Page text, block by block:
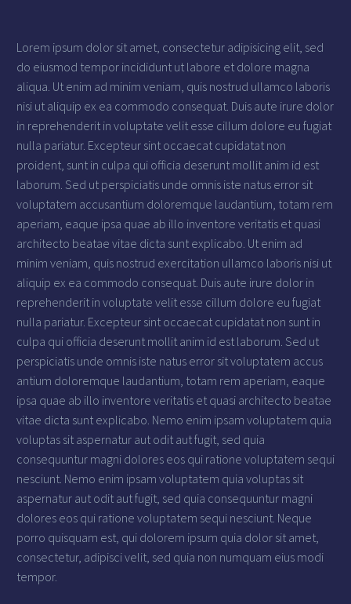
Lorem ipsum dolor sit amet, consectetur adipisicing elit, sed
do eiusmod tempor incididunt ut labore et dolore magna
aliqua. Ut enim ad minim veniam, quis nostrud ullamco laboris
nisi ut aliquip ex ea commodo consequat. Duis aute irure dolor
in reprehenderit in voluptate velit esse cillum dolore eu fugiat
nulla pariatur. Excepteur sint occaecat cupidatat non
proident, sunt in culpa qui officia deserunt mollit anim id est
laborum. Sed ut perspiciatis unde omnis iste natus error sit
voluptatem accusantium doloremque laudantium, totam rem
aperiam, eaque ipsa quae ab illo inventore veritatis et quasi
architecto beatae vitae dicta sunt explicabo. Ut enim ad
minim veniam, quis nostrud exercitation ullamco laboris nisi ut
aliquip ex ea commodo consequat. Duis aute irure dolor in
reprehenderit in voluptate velit esse cillum dolore eu fugiat
nulla pariatur. Excepteur sint occaecat cupidatat non sunt in
culpa qui officia deserunt mollit anim id est laborum. Sed ut
perspiciatis unde omnis iste natus error sit voluptatem accus
antium doloremque laudantium, totam rem aperiam, eaque
ipsa quae ab illo inventore veritatis et quasi architecto beatae
vitae dicta sunt explicabo. Nemo enim ipsam voluptatem quia
voluptas sit aspernatur aut odit aut fugit, sed quia
consequuntur magni dolores eos qui ratione voluptatem sequi
nesciunt. Nemo enim ipsam voluptatem quia voluptas sit
aspernatur aut odit aut fugit, sed quia consequuntur magni
dolores eos qui ratione voluptatem sequi nesciunt. Neque
porro quisquam est, qui dolorem ipsum quia dolor sit amet,
consectetur, adipisci velit, sed quia non numquam eius modi
tempor.